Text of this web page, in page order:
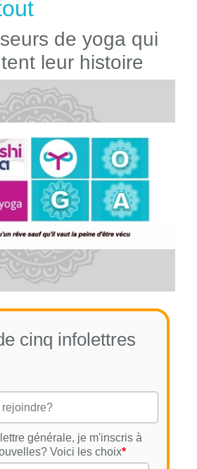
de yoga qui
leur histoire
cinq infolettres
générale, je m'inscris à
Voici les choix*